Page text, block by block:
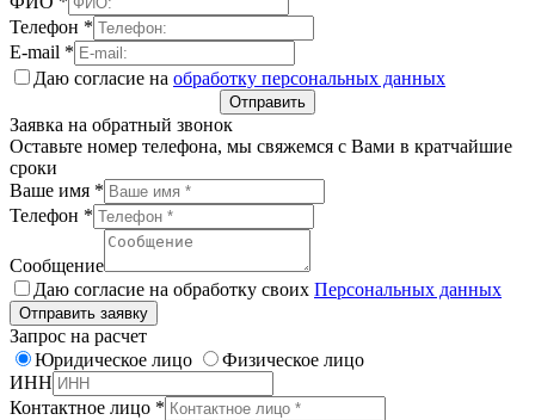
Телефон *
E-mail *
Даю согласие на обработку персональных данных
Отправить
Заявка на обратный звонок
Оставьте номер телефона, мы свяжемся с Вами в кратчайшие
сроки
Ваше имя *
Телефон *
Сообщение
Даю согласие на обработку своих Персональных данных
Отправить заявку
Запрос на расчет
Юридическое лицо
Физическое лицо
ИНН
Контактное лицо *